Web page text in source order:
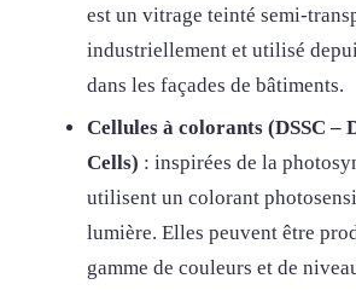
est un vitrage teinté semi-
industriellement et utilisé
dans les façades de bâtiments.
Cellules à colorants (DSSC –
Cells) : inspirées de la
utilisent un colorant
lumière. Elles peuvent être
gamme de couleurs et de